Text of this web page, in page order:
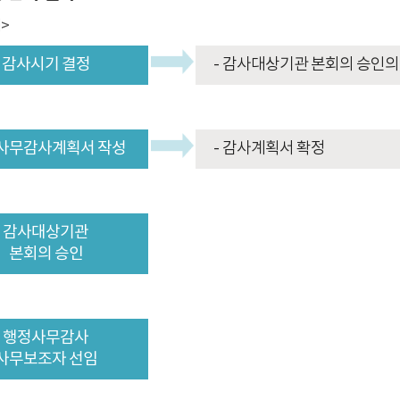
감사시기 결정 감사대상기관 본회의 승인
무감사계획서 작성 감사계획서 확정
감사대상기관
본회의 승인
행정사무감사
무보조자 선임